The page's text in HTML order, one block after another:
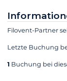
Filovent-Partner
Letzte Buchung
1 Buchung bei